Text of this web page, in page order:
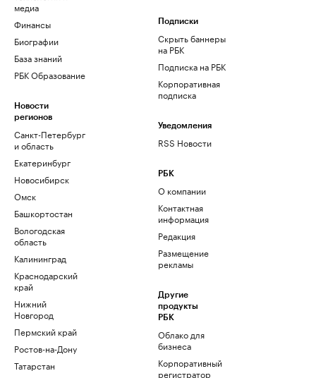
медиа
Финансы
Биографии
База знаний
РБК Образование
Новости
регионов
Санкт-Петербург
и область
Екатеринбург
Новосибирск
Омск
Башкортостан
Вологодская
область
Калининград
Краснодарский
край
Нижний
Новгород
Пермский край
Ростов-на-Дону
Татарстан
Подписки
Скрыть баннеры
на РБК
Подписка на РБК
Корпоративная
подписка
Уведомления
RSS Новости
РБК
О компании
Контактная
информация
Редакция
Размещение
рекламы
Другие
продукты
РБК
Облако для
бизнеса
Корпоративный
регистратор